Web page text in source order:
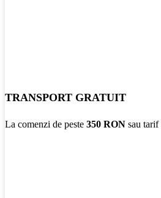
TRANSPORT GRATUIT
La comenzi de peste 350 RON sau tarif